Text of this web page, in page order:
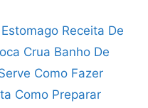
Receita De
Crua Banho De
Como Fazer
Como Preparar